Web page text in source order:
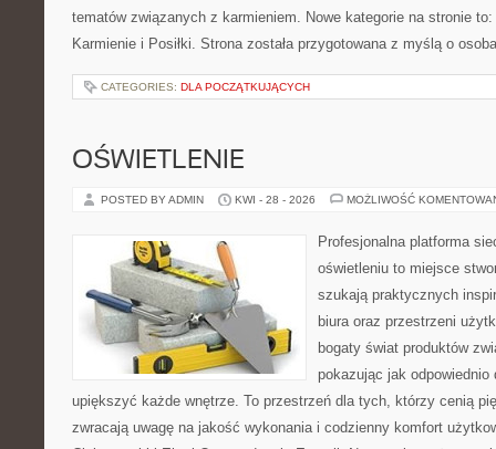
tematów związanych z karmieniem. Nowe kategorie na stronie
Karmienie i Posiłki. Strona została przygotowana z myślą o
CATEGORIES: DLA POCZĄTKUJĄCYCH
OŚWIETLENIE
POSTED BY ADMIN KWI - 28 - 2026 MOŻLIWOŚĆ
Profesjonalna platforma
oświetleniu to miejsce
szukają praktycznych
biura oraz przestrzeni
bogaty świat produktów
pokazując jak odpowiednio
upiększyć każde wnętrze. To przestrzeń dla tych, którzy cenią
zwracają uwagę na jakość wykonania i codzienny komfort